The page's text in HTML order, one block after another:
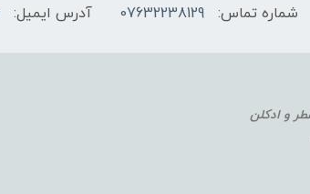
شماره تماس: 07632238129 آدرس ایمیل: